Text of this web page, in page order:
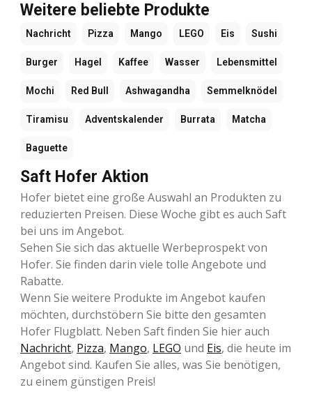
Weitere beliebte Produkte
Nachricht Pizza Mango LEGO Eis Sushi
Burger Hagel Kaffee Wasser Lebensmittel
Mochi Red Bull Ashwagandha Semmelknödel
Tiramisu Adventskalender Burrata Matcha
Baguette
Saft Hofer Aktion
Hofer bietet eine große Auswahl an Produkten zu
reduzierten Preisen. Diese Woche gibt es auch Saft
bei uns im Angebot.
Sehen Sie sich das aktuelle Werbeprospekt von
Hofer. Sie finden darin viele tolle Angebote und
Rabatte.
Wenn Sie weitere Produkte im Angebot kaufen
möchten, durchstöbern Sie bitte den gesamten
Hofer Flugblatt. Neben Saft finden Sie hier auch
Nachricht, Pizza, Mango, LEGO und Eis, die heute im
Angebot sind. Kaufen Sie alles, was Sie benötigen,
zu einem günstigen Preis!